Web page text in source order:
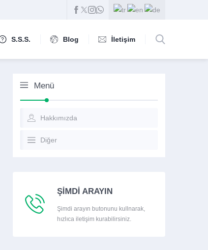
S.S.S. Blog İletişim
Menü
Hakkımızda
Diğer
ŞİMDİ ARAYIN
Şimdi arayın butonunu kullnarak,
hızlıca iletişim kurabilirsiniz.